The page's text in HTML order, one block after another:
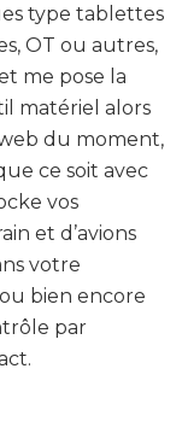
type tablettes
OT ou autres,
me pose la
matériel alors
du moment,
ce soit avec
vos
et d’avions
votre
bien encore
par